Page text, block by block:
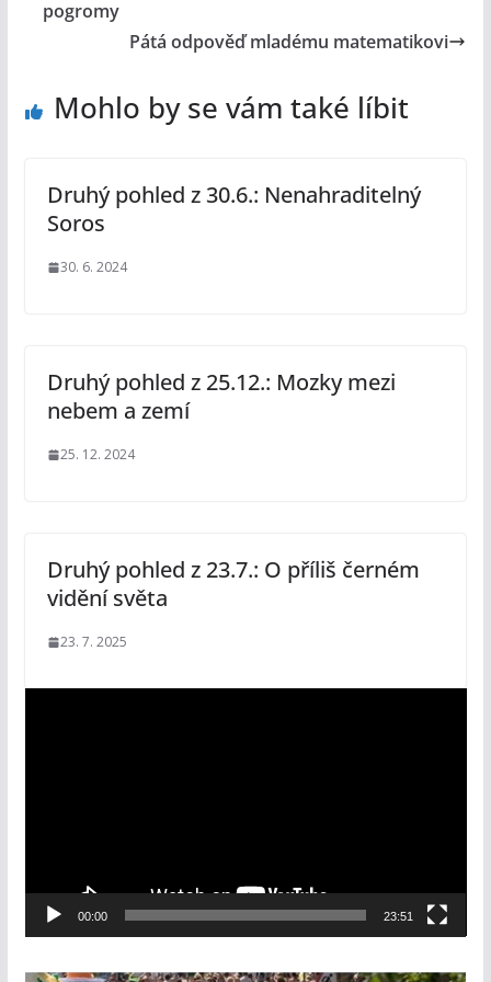
pogromy
Pátá odpověď mladému matematikovi
Mohlo by se vám také líbit
Druhý pohled z 30.6.: Nenahraditelný
Soros
30. 6. 2024
Druhý pohled z 25.12.: Mozky mezi
nebem a zemí
25. 12. 2024
Druhý pohled z 23.7.: O příliš černém
vidění světa
23. 7. 2025
e
á
00:00 23:51